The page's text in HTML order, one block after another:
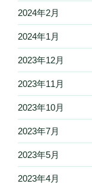
2024年2月
2024年1月
2023年12月
2023年11月
2023年10月
2023年7月
2023年5月
2023年4月